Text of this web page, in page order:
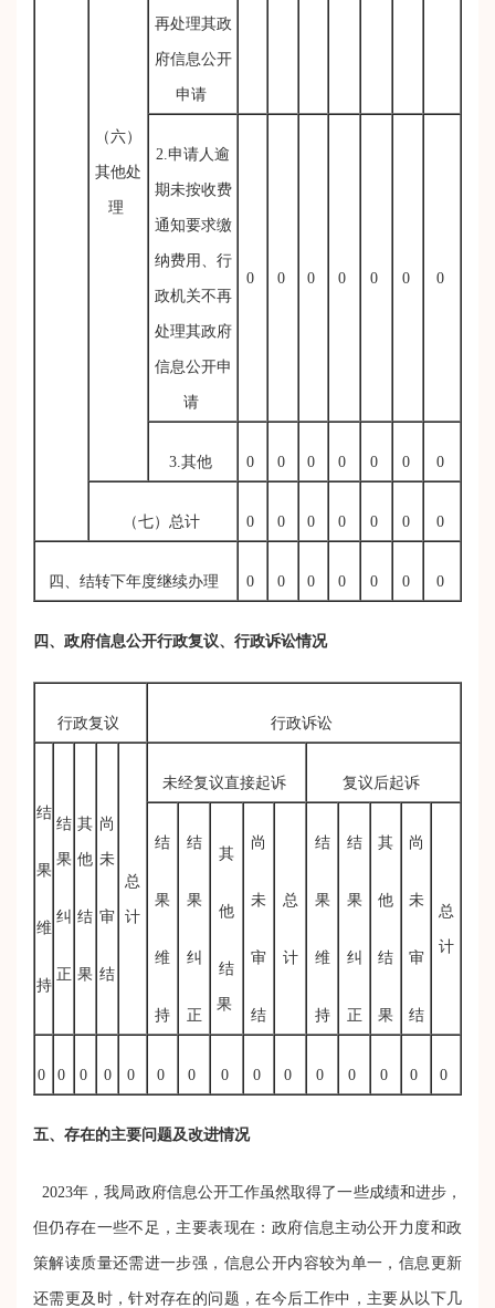
（六）
其他处
理
再处理其政
府信息公开
申请
2.申请人逾
期未按收费
通知要求缴
纳费用、行
政机关不再
处理其政府
信息公开申
请
0 0 0 0 0 0 0
3.其他 0 0 0 0 0 0 0
（七）总计 0 0 0 0 0 0 0
四、结转下年度继续办理 0 0 0 0 0 0 0
四、政府信息公开行政复议、行政诉讼情况
行政复议 行政诉讼
结
果
维
持
结
果
纠
正
其
他
结
果
尚
未
审
结
总
计
未经复议直接起诉 复议后起诉
结
果
维
持
结
果
纠
正
其
他
结
果
尚
未
审
结
总
计
结
果
维
持
结
果
纠
正
其
他
结
果
尚
未
审
结
总
计
0 0 0 0 0 0 0 0 0 0 0 0 0 0 0
五、 存在的主要问题及改进情况
2023年，我局政府信息公开工作虽然取得了一些成绩和进步，
但仍存在一些不足，主要表现在：政府信息主动公开力度和政
策解读质量还需进一步强，信息公开内容较为单一，信息更新
还需更及时，针对存在的问题，在今后工作中，主要从以下几